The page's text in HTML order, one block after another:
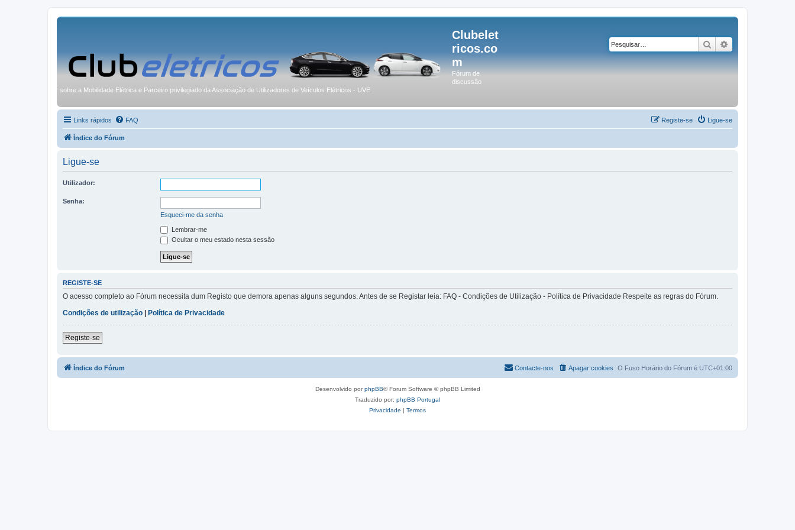
Clubelet
ricos.co
m
Fórum de
discussão
sobre a Mobilidade Elétrica e Parceiro privilegiado da Associação de Utilizadores de Veículos Elétricos - UVE
Pesquisar
Links rápidos FAQ Ligue-se
Registe-se
Índice do Fórum
Ligue-se
Utilizador:
Senha:
Esqueci-me da senha
Lembrar-me
Ocultar o meu estado nesta sessão
REGISTE-SE
O acesso completo ao Fórum necessita dum Registo que demora apenas alguns segundos. Antes de se Registar leia: FAQ - Condições de Utilização - Política de Privacidade Respeite as regras do Fórum.
Condições de utilização
Política de Privacidade
Registe-se
Índice do Fórum O Fuso Horário do Fórum é UTC+01:00
Apagar cookies
Contacte-nos
Desenvolvido porphpBB® Forum Software © phpBB Limited
Traduzido por: phpBB Portugal
Privacidade | Termos